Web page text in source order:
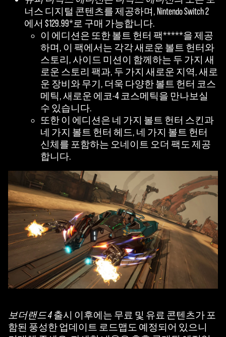
너스 디지털 콘텐츠를 제공하며, Nintendo Switch 2
에서 $129.99*로 구매 가능합니다.
이 에디션은 또한 볼트 헌터 팩*****을 제공
하며, 이 팩에서는 각각 새로운 볼트 헌터와
스토리, 사이드 미션이 함께하는 두 가지 새
로운 스토리 팩과, 두 가지 새로운 지역, 새로
운 장비와 무기, 더욱 다양한 볼트 헌터 코스
메틱, 새로운 에코-4 코스메틱을 만나보실
수 있습니다.
또한 이 에디션은 네 가지 볼트 헌터 스킨과
네 가지 볼트 헌터 헤드, 네 가지 볼트 헌터
신체를 포함하는 오네이트 오더 팩도 제공
합니다.
보더랜드 4출시 이후에는 무료 및 유료 콘텐츠가 포
함된 풍성한 업데이트 로드맵도 예정되어 있으니